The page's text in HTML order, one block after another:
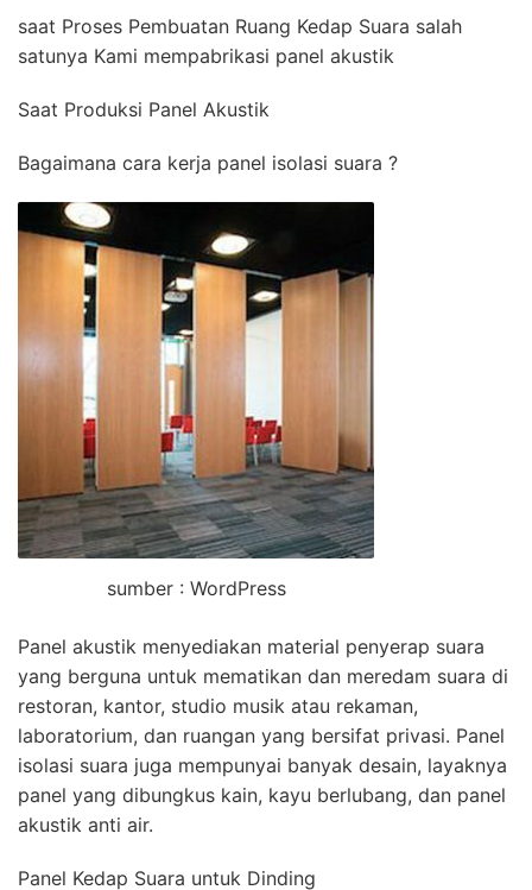
saat Proses Pembuatan Ruang Kedap Suara salah
satunya Kami mempabrikasi panel akustik
Saat Produksi Panel Akustik
Bagaimana cara kerja panel isolasi suara ?
sumber : WordPress
Panel akustik menyediakan material penyerap suara
yang berguna untuk mematikan dan meredam suara di
restoran, kantor, studio musik atau rekaman,
laboratorium, dan ruangan yang bersifat privasi. Panel
isolasi suara juga mempunyai banyak desain, layaknya
panel yang dibungkus kain, kayu berlubang, dan panel
akustik anti air.
Panel Kedap Suara untuk Dinding